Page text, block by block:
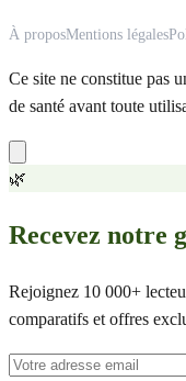
À proposMentions légales
Ce site ne constitue pas
de santé avant toute
🌿
Recevez notre
Rejoignez 10 000+
comparatifs et offres